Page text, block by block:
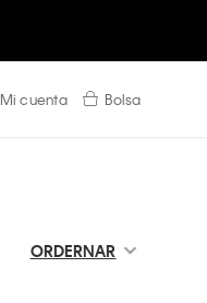
Mi cuenta Bolsa
ORDERNAR